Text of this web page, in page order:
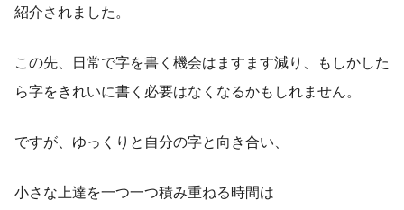
紹介されました。
この先、日常で字を書く機会はますます減り、もしかした
ら字をきれいに書く必要はなくなるかもしれません。
ですが、ゆっくりと自分の字と向き合い、
小さな上達を一つ一つ積み重ねる時間は